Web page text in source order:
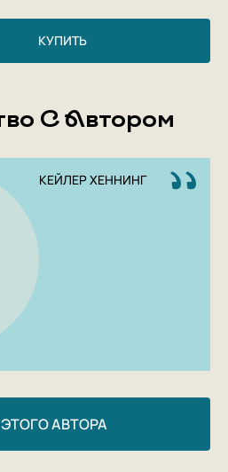
особенности,
вертикали реки и
страны.
КУПИТЬ
С Автором
КЕЙЛЕР ХЕННИНГ
АВТОРА